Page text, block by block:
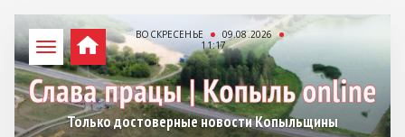
ВОСКРЕСЕНЬЕ
09.08.2026
11:17
Только достоверные новости Копыльщины